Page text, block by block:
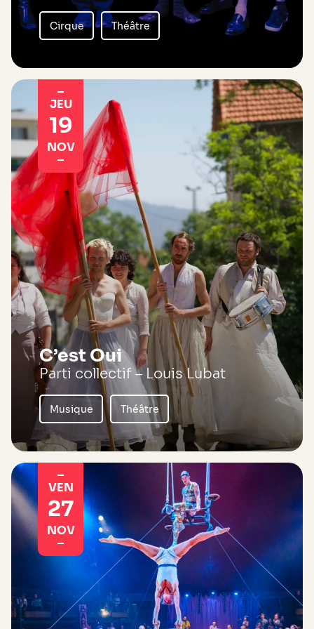
Cirque Théâtre
JEU
19
NOV
C’est Oui
Parti collectif – Louis Lubat
Musique Théâtre
VEN
27
NOV